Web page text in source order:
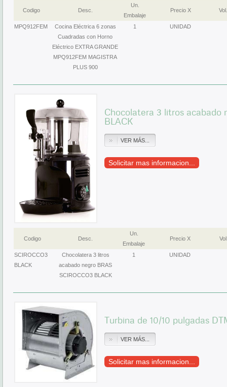
Codigo Desc.
Un.
Embalaje
Precio X Vol.
MPQ912FEM
Cocina Eléctrica 6 zonas
Cuadradas con Horno
Eléctrico EXTRA GRANDE
MPQ912FEM MAGISTRA
PLUS 900
1 UNIDAD
Chocolatera 3 litros acabado
BLACK
VER MÁS...
Solicitar mas informacion...
Codigo Desc.
Un.
Embalaje
Precio X
SCIROCCO3
BLACK
Chocolatera 3 litros
acabado negro BRAS
SCIROCCO3 BLACK
1 UNIDAD
Turbina de 10/10 pulgadas
VER MÁS...
Solicitar mas informacion...